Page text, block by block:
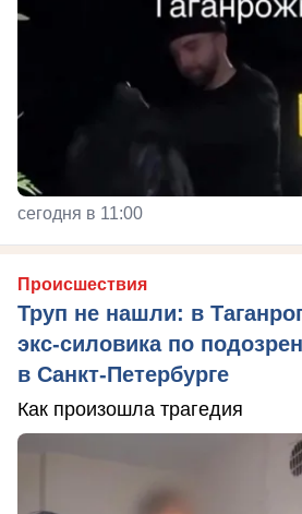
сегодня в 11:00
Происшествия
Труп не нашли: в
экс-силовика по
в Санкт-Петербурге
Как произошла трагедия